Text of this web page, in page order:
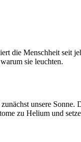
die Menschheit seit
sie leuchten.
unsere
zu Helium und